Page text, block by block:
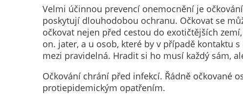
Velmi účinnou prevencí onemocnění je
poskytují dlouhodobou ochranu. Očkovat se
očkovat nejen před cestou do exotičtějších
on. jater, a u osob, které by v případě kontaktu
mezi pravidelná. Hradit si ho musí každý sám,
Očkování chrání před infekcí. Řádně očkované
protiepidemickým opatřením.